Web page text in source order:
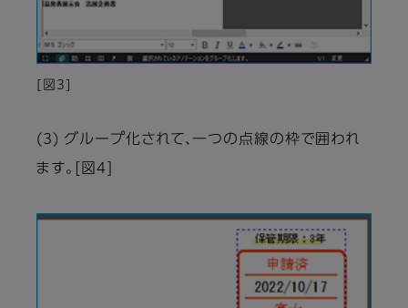
[図3]
(3) グループ化されて、一つの点線の枠で囲われ
ます。[図4]